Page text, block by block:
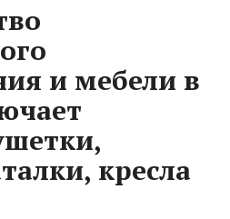
и мебели в
кресла